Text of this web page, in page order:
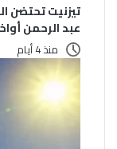
تيزنيت تحتضن
عبد الرحمن
منذ 4 أيام